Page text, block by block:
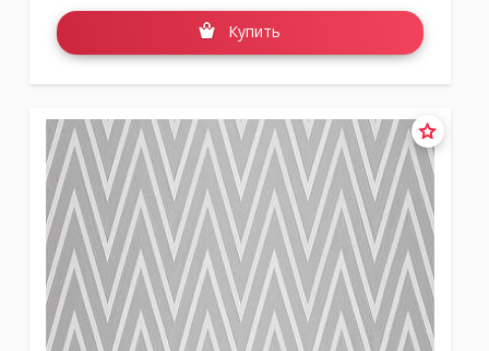
Купить